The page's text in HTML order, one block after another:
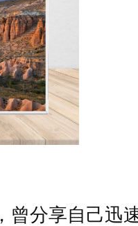
，曾分享自己迅